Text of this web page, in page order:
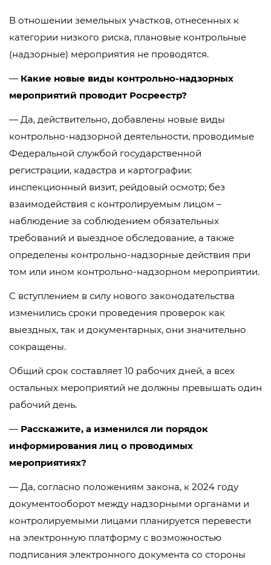
В отношении земельных участков, отнесенных к
категории низкого риска, плановые контрольные
(надзорные) мероприятия не проводятся.
— Какие новые виды контрольно-надзорных
мероприятий проводит Росреестр?
— Да, действительно, добавлены новые виды
контрольно-надзорной деятельности, проводимые
Федеральной службой государственной
регистрации, кадастра и картографии:
инспекционный визит, рейдовый осмотр; без
взаимодействия с контролируемым лицом –
наблюдение за соблюдением обязательных
требований и выездное обследование, а также
определены контрольно-надзорные действия при
том или ином контрольно-надзорном мероприятии.
С вступлением в силу нового законодательства
изменились сроки проведения проверок как
выездных, так и документарных, они значительно
сокращены.
Общий срок составляет 10 рабочих дней, а всех
остальных мероприятий не должны превышать один
рабочий день.
— Расскажите, а изменился ли порядок
информирования лиц о проводимых
мероприятиях?
— Да, согласно положениям закона, к 2024 году
документооборот между надзорными органами и
контролируемыми лицами планируется перевести
на электронную платформу с возможностью
подписания электронного документа со стороны